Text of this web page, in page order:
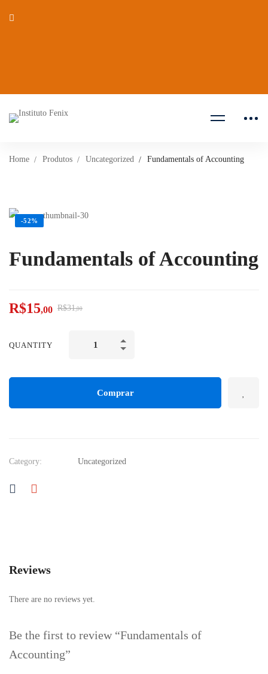
Home Produtos Uncategorized Fundamentals of Accounting
-52%
Fundamentals of Accounting
R$15,00 R$31,00
QUANTITY
Comprar
Category: Uncategorized
Reviews
There are no reviews yet.
Be the first to review “Fundamentals of
Accounting”